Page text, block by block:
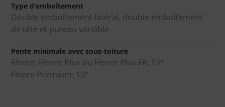
Type d'emboîtement
Double emboîtement latéral, double emboîtement
de tête et pureau variable
Pente minimale avec sous-toiture
Fleece, Fleece Plus ou Fleece Plus FR: 13°
Fleece Premium: 10°